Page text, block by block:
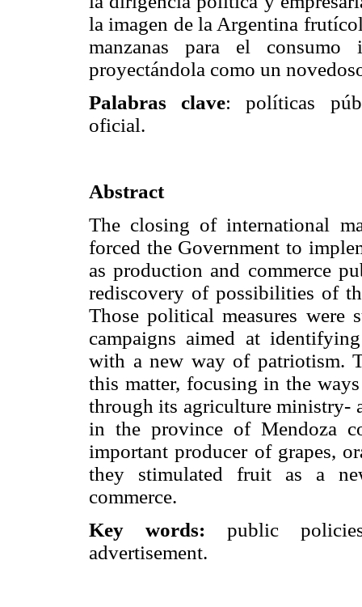
la imagen de la Argentina
manzanas para el
proyectándola como un
Palabras clave: políticas
oficial.
Abstract
The closing of international
forced the Government to
as production and commerce
rediscovery of possibilities of
Those political measures were
campaigns aimed at
with a new way of patriotism.
this matter, focusing in the
through its agriculture ministry-
in the province of Mendoza
important producer of grapes,
they stimulated fruit as a
commerce.
Key words: public
advertisement.